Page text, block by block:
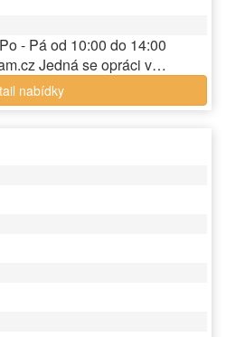
- Pá od 10:00 do 14:00
Jedná se opráci v…
nabídky